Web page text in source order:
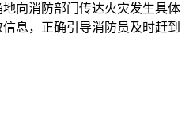
向消防部门传达火灾发生具体
息，正确引导消防员及时赶到